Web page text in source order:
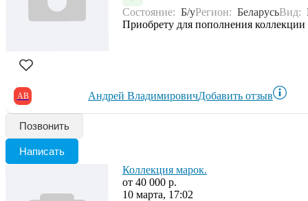
Состояние: Б/уРегион: БеларусьВид:
Приобрету для пополнения
АВ Андрей ВладимировичДобавить отзыв
Позвонить
Написать
Коллекция марок.
от 40 000 р.
10 марта, 17:02